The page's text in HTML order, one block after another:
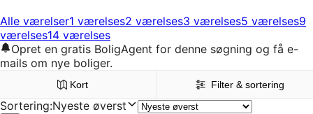
Alle værelser1 værelses2 værelses3 værelses5 værelses9
værelses14 værelses
Opret en gratis BoligAgent for denne søgning og få e-
mails om nye boliger.
Kort Filter & sortering
Sortering:Nyeste øverst